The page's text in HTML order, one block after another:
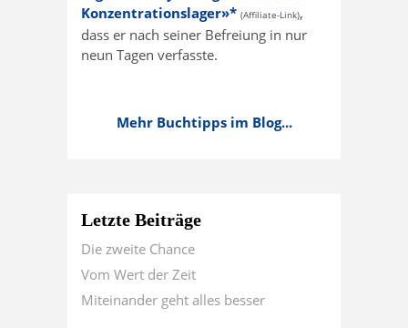
Konzentrationslager»* (Affiliate-Link),
dass er nach seiner Befreiung in nur
neun Tagen verfasste.
Mehr Buchtipps im Blog...
Letzte Beiträge
Die zweite Chance
Vom Wert der Zeit
Miteinander geht alles besser